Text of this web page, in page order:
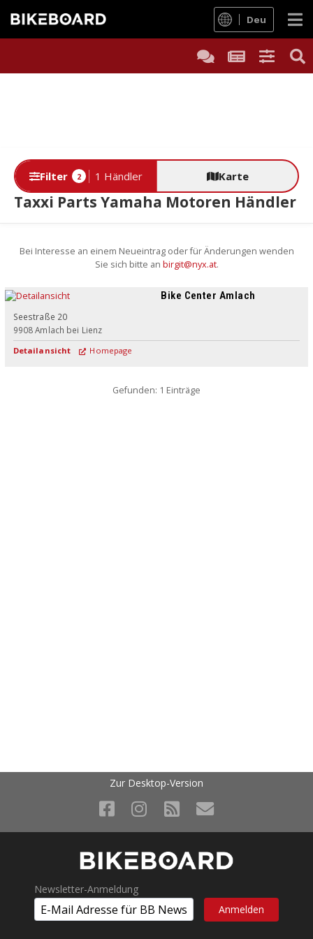
Deu
Filter 2 1 Händler Karte
Taxxi Parts Yamaha Motoren Händler
Bei Interesse an einem Neueintrag oder für Änderungen wenden
Sie sich bitte an birgit@nyx.at.
Bike Center Amlach
Seestraße 20
9908 Amlach bei Lienz
Detailansicht Homepage
Gefunden: 1 Einträge
Zur Desktop-Version
Newsletter-Anmeldung